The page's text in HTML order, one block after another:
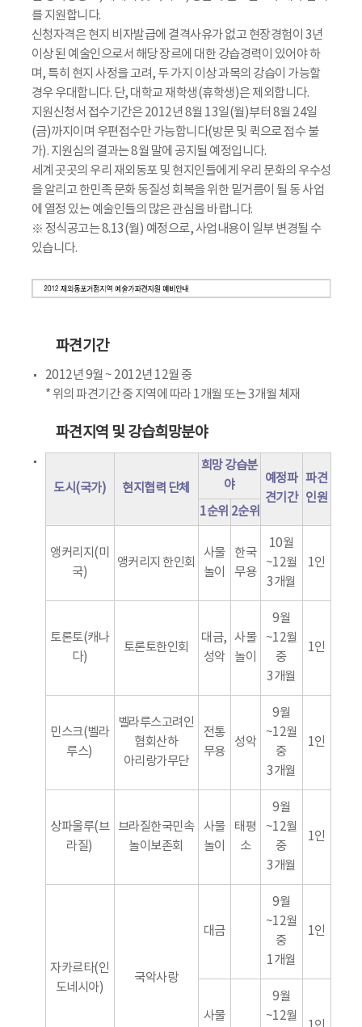
를 지원합니다.
신청자격은 현지 비자발급에 결격사유가 없고 현장경험이 3년
이상 된 예술인으로서 해당 장르에 대한 강습경력이 있어야 하
며, 특히 현지 사정을 고려, 두 가지 이상 과목의 강습이 가능할
경우 우대합니다. 단, 대학교 재학생(휴학생)은 제외합니다.
지원신청서 접수기간은 2012년 8월 13일(월)부터 8월 24일
(금)까지이며 우편접수만 가능합니다(방문 및 퀵으로 접수 불
가). 지원심의 결과는 8월 말에 공지될 예정입니다.
세계 곳곳의 우리 재외동포 및 현지인들에게 우리 문화의 우수성
을 알리고 한민족 문화 동질성 회복을 위한 밑거름이 될 동 사업
에 열정 있는 예술인들의 많은 관심을 바랍니다.
※ 정식공고는 8.13(월) 예정으로, 사업내용이 일부 변경될 수
있습니다.
파견기간
2012년 9월 ~ 2012년 12월 중
* 위의 파견기간 중 지역에 따라 1개월 또는 3개월 체재
파견지역 및 강습희망분야
도시(국가) 현지협력 단체
희망 강습분
야
예정파
견기간
파견
인원
1순위 2순위
앵커리지(미
국)
앵커리지 한인회
사물
놀이
한국
무용
10월
~12월
3개월
1인
토론토(캐나
다)
토론토한인회
대금,
성악
사물
놀이
9월
~12월
중
3개월
1인
민스크(벨라
루스)
벨라루스고려인
협회산하
아리랑가무단
전통
무용
성악
9월
~12월
중
3개월
1인
상파울루(브
라질)
브라질한국민속
놀이보존회
사물
놀이
태평
소
9월
~12월
중
3개월
1인
자카르타(인
도네시아)
국악사랑
대금
9월
~12월
중
1개월
1인
사물
9월
~12월